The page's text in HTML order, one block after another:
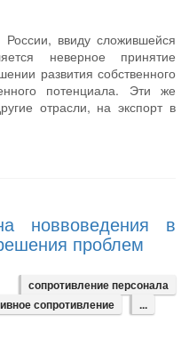
ввиду сложившейся
неверное принятие
развития собственного
потенциала. Эти же
отрасли, на экспорт в
новвоведения в
проблем
сопротивление персонала
сопротивление ...